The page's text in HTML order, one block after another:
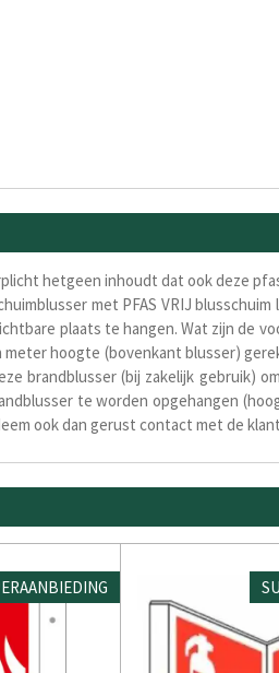
hetgeen inhoudt dat ook deze
met PFAS VRIJ
plaats te hangen. Wat zijn de
hoogte (bovenkant blusser)
brandblusser (bij zakelijk gebruik)
te worden opgehangen
ook dan gerust contact met de